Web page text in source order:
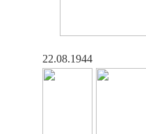
22.08.1944